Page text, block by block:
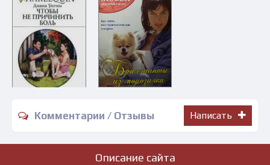
Комментарии / Отзывы Написать
Описание сайта